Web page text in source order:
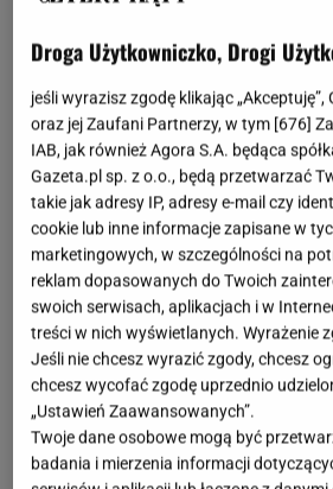
OTWÓRZ GALERIĘ
Sinsay oficjalnie wypuściło
dekoracji i wiele z nich możemy
przystrojenia balkonu już teraz.
oazą dla ciebie i gości, a
relaksowi i ciekawym
Dyniowy motyw na Twoim
zachwyca bogatą ofertą
Bez motywu dyni nie ma nawet
balkonie - to detal, który
Droga Użytkowniczko, Drogi
jeśli wyrazisz zgodę klikając „Akceptuję”,
oraz jej Zaufani Partnerzy, w tym [676]
IAB, jak również Agora S.A. będąca
Gazeta.pl sp. z o.o., będą przetwarzać
takie jak adresy IP, adresy e-mail czy
cookie lub inne informacje zapisane w
marketingowych, w szczególności na
reklam dopasowanych do Twoich
swoich serwisach, aplikacjach i w
treści w nich wyświetlanych. Wyrażenie
Jeśli nie chcesz wyrazić zgody, chcesz
chcesz wycofać zgodę uprzednio
„Ustawień Zaawansowanych”.
Twoje dane osobowe mogą być
badania i mierzenia informacji